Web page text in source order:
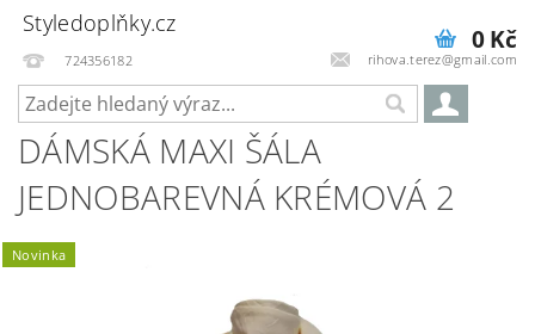
Styledoplňky.cz
724356182 rihova.terez@gmail.com
0 Kč
DÁMSKÁ MAXI ŠÁLA
JEDNOBAREVNÁ KRÉMOVÁ 2
Novinka